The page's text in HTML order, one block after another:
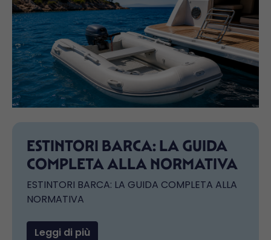
ESTINTORI BARCA: LA GUIDA
COMPLETA ALLA NORMATIVA
ESTINTORI BARCA: LA GUIDA COMPLETA ALLA
NORMATIVA
Leggi di più